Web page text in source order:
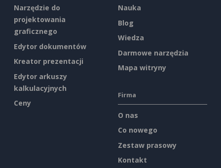
Narzędzie do
projektowania
graficznego
Edytor dokumentów
Kreator prezentacji
Edytor arkuszy
kalkulacyjnych
Ceny
Nauka
Blog
Wiedza
Darmowe narzędzia
Mapa witryny
Firma
O nas
Co nowego
Zestaw prasowy
Kontakt